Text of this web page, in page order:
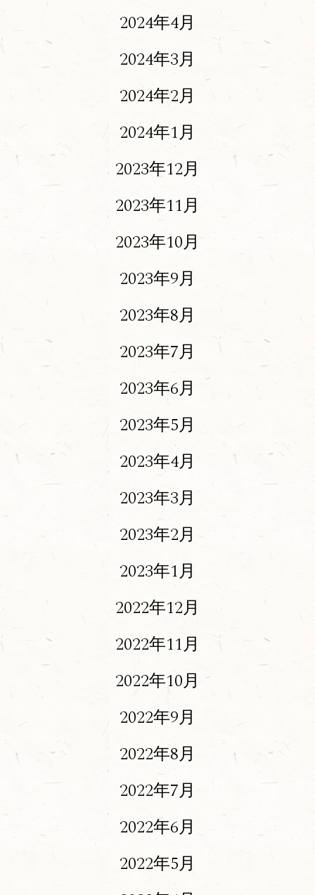
2024年4月
2024年3月
2024年2月
2024年1月
2023年12月
2023年11月
2023年10月
2023年9月
2023年8月
2023年7月
2023年6月
2023年5月
2023年4月
2023年3月
2023年2月
2023年1月
2022年12月
2022年11月
2022年10月
2022年9月
2022年8月
2022年7月
2022年6月
2022年5月